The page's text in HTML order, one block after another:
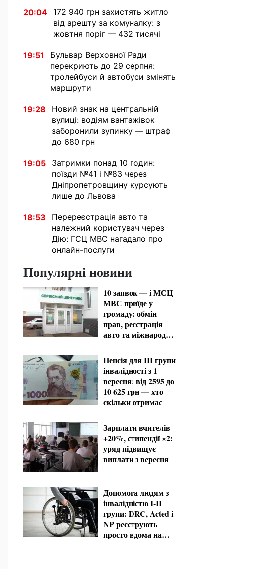
20:04
172 940 грн захистять житло
від арешту за комуналку: з
жовтня поріг — 432 тисячі
19:51
Бульвар Верховної Ради
перекриють до 29 серпня:
тролейбуси й автобуси змінять
маршрути
19:28
Новий знак на центральній
вулиці: водіям вантажівок
заборонили зупинку — штраф
до 680 грн
19:05
Затримки понад 10 годин:
поїзди №41 і №83 через
Дніпропетровщину курсують
лише до Львова
18:53
Перереєстрація авто та
належний користувач через
Дію: ГСЦ МВС нагадало про
онлайн-послуги
Популярні новини
10 заявок — і МСЦ
МВС приїде у
громаду: обмін
прав, реєстрація
авто та міжнародне
Пенсія для III групи
інвалідності з 1
вересня: від 2595 до
10 625 грн — хто
скільки отримає
Зарплати вчителів
+20%, стипендії ×2:
уряд підвищує
виплати з вересня
Допомога людям з
інвалідністю I-II
групи: DRC, Acted і
NP реєструють
просто вдома на